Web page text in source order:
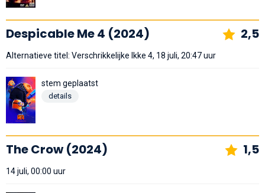
Despicable Me 4 (2024) 2,5
Alternatieve titel: Verschrikkelijke Ikke 4, 18 juli, 20:47 uur
stem geplaatst
details
The Crow (2024) 1,5
14 juli, 00:00 uur